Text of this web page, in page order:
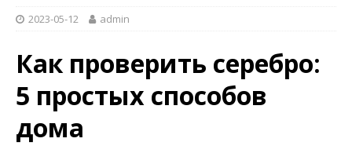
2023-05-12 admin
Как проверить серебро:
5 простых способов
дома